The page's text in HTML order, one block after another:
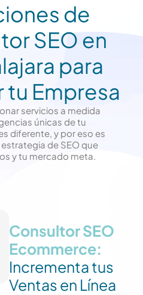
de
SEO en
para
tu Empresa
servicios a medida
únicas de tu
diferente, y por eso es
de SEO que
y tu mercado meta.
Consultor SEO
Ecommerce:
Incrementa tus
Ventas en Línea